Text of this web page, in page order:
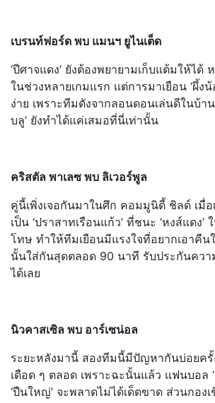
เบรนท์ฟอร์ด พบ แมนฯ ยูไนเต็ด
‘ปีศาจแดง’ ยังต้องพยายามเก็บแต้มให้ได้
ในช่วงหลายเกมแรก แต่การมาเยือน ‘ผึ้งน้
ง่าย เพราะทีมดังจากลอนดอนเล่นดีในบ้า
บลู’ ยังทำได้แค่เสมอที่นี่เท่านั้น
คริสตัล พาเลซ พบ ลิเวอร์พูล
คู่นี้เพิ่งเจอกันมาในศึก คอมมูนิตี้ ชิลด์ เมื่
เป็น ‘ปราสาทเรือนแก้ว’ ที่ชนะ ‘หงส์แดง’
โทษ ทำให้ทีมเยือนมีแรงใจที่อยากเอาคื
นั้นใส่กันสุดตลอด 90 นาที รับประกันคว
ได้เลย
นิวคาสเซิล พบ อาร์เซน่อล
ระยะหลังมานี้ สองทีมนี้มีปัญหากันบ่อยครั้
เดือด ๆ ตลอด เพราะฉะนั้นแล้ว แฟนบอล ‘
‘ปืนใหญ่’ จะพลาดไม่ได้เด็ดขาด ส่วนกอง